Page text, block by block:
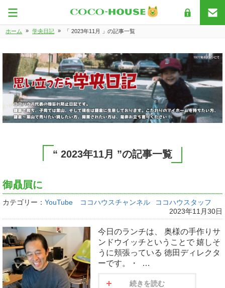
ホーム » 学央日記 » 「 2023年11月 」の記事一覧
“ 2023年11月 ”の記事一覧
御贔屓に
カテゴリー： YouTube ココハウスチャンネル
ココハウスタッフ
2023年11月30日
今日のランチは、 奥様の手作りサ
ンドウイッチということで 嬉しそ
うに頬張っている 徳田ディレクタ
ーです。・ …
続きを読む